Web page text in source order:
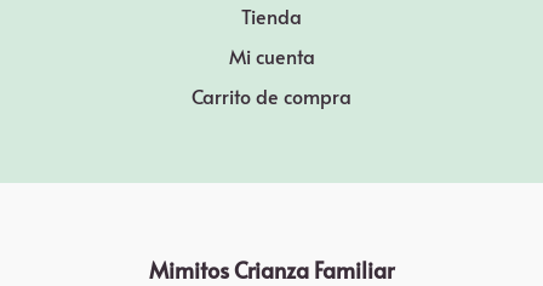
Tienda
Mi cuenta
Carrito de compra
Mimitos Crianza Familiar